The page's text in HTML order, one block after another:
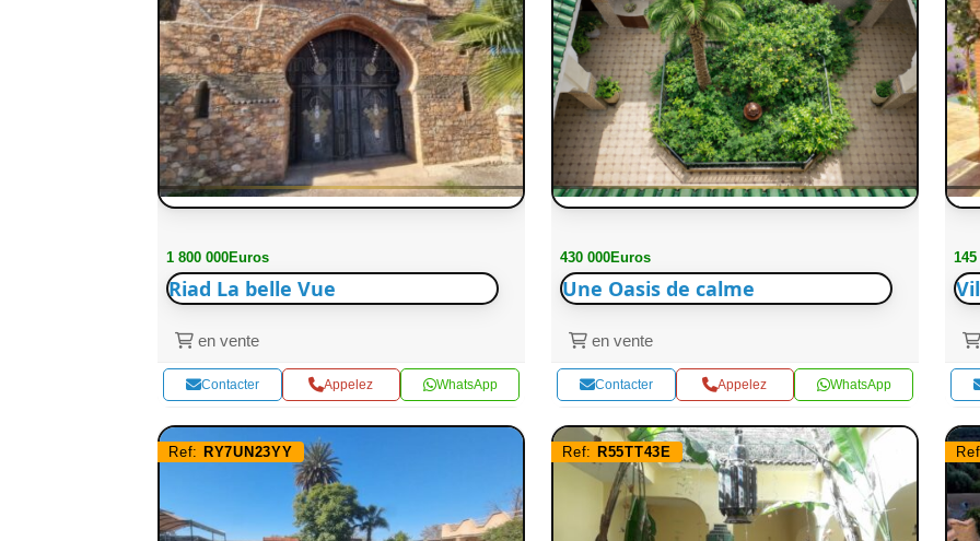
1 800 000Euros
Riad La belle Vue
en vente
Contacter Appelez WhatsApp
430 000Euros
Une Oasis de calme
en vente
Contacter Appelez WhatsApp
Ref: RY7UN23YY Ref: R55TT43E